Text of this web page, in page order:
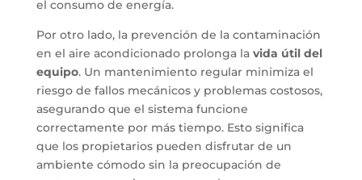
el consumo de energía.
Por otro lado, la prevención de la contaminación
en el aire acondicionado prolonga la vida útil del
equipo. Un mantenimiento regular minimiza el
riesgo de fallos mecánicos y problemas costosos,
asegurando que el sistema funcione
correctamente por más tiempo. Esto significa
que los propietarios pueden disfrutar de un
ambiente cómodo sin la preocupación de